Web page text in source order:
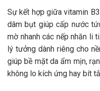
Sự kết hợp giữa vitamin
dâm bụt giúp cấp nước
mờ nhanh các nếp nhăn li ti.
lý tưởng dành riêng cho
giúp bề mặt da ẩm mịn,
không lo kích ứng hay bít